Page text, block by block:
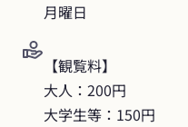
月曜日
【観覧料】
大人：200円
大学生等：150円